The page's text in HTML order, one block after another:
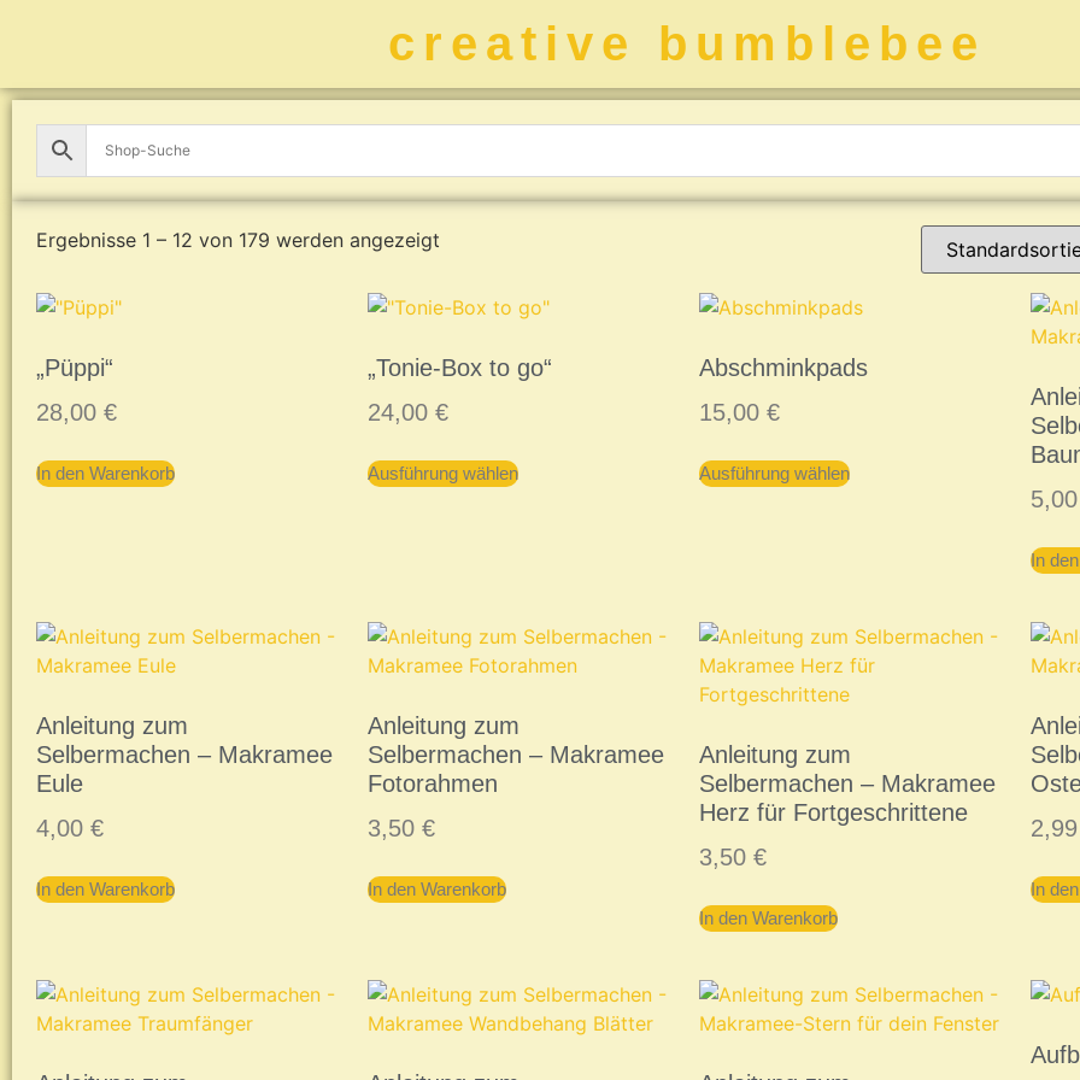
creative bumblebee
Ergebnisse 1 – 12 von 179 werden angezeigt
„Püppi“
28,00 €
In den Warenkorb
„Tonie-Box to go“
24,00 €
Ausführung wählen
Abschminkpads
15,00 €
Ausführung wählen
5,00
In
Anleitung zum
Selbermachen – Makramee
Eule
4,00 €
In den Warenkorb
Anleitung zum
Selbermachen – Makramee
Fotorahmen
3,50 €
In den Warenkorb
Anleitung zum
Selbermachen – Makramee
Herz für Fortgeschrittene
3,50 €
In den Warenkorb
2,99
In